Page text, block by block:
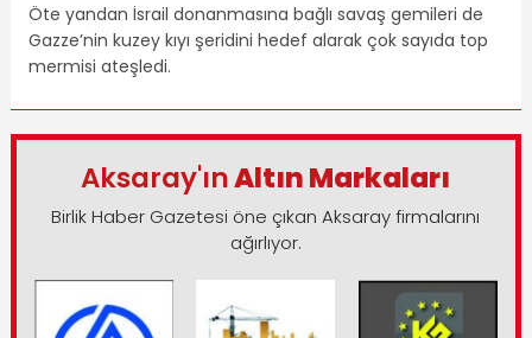
Öte yandan İsrail donanmasına bağlı savaş gemileri de
Gazze’nin kuzey kıyı şeridini hedef alarak çok sayıda top
mermisi ateşledi.
Aksaray'ınAltın Markaları
Birlik Haber Gazetesi öne çıkan Aksaray firmalarını
ağırlıyor.